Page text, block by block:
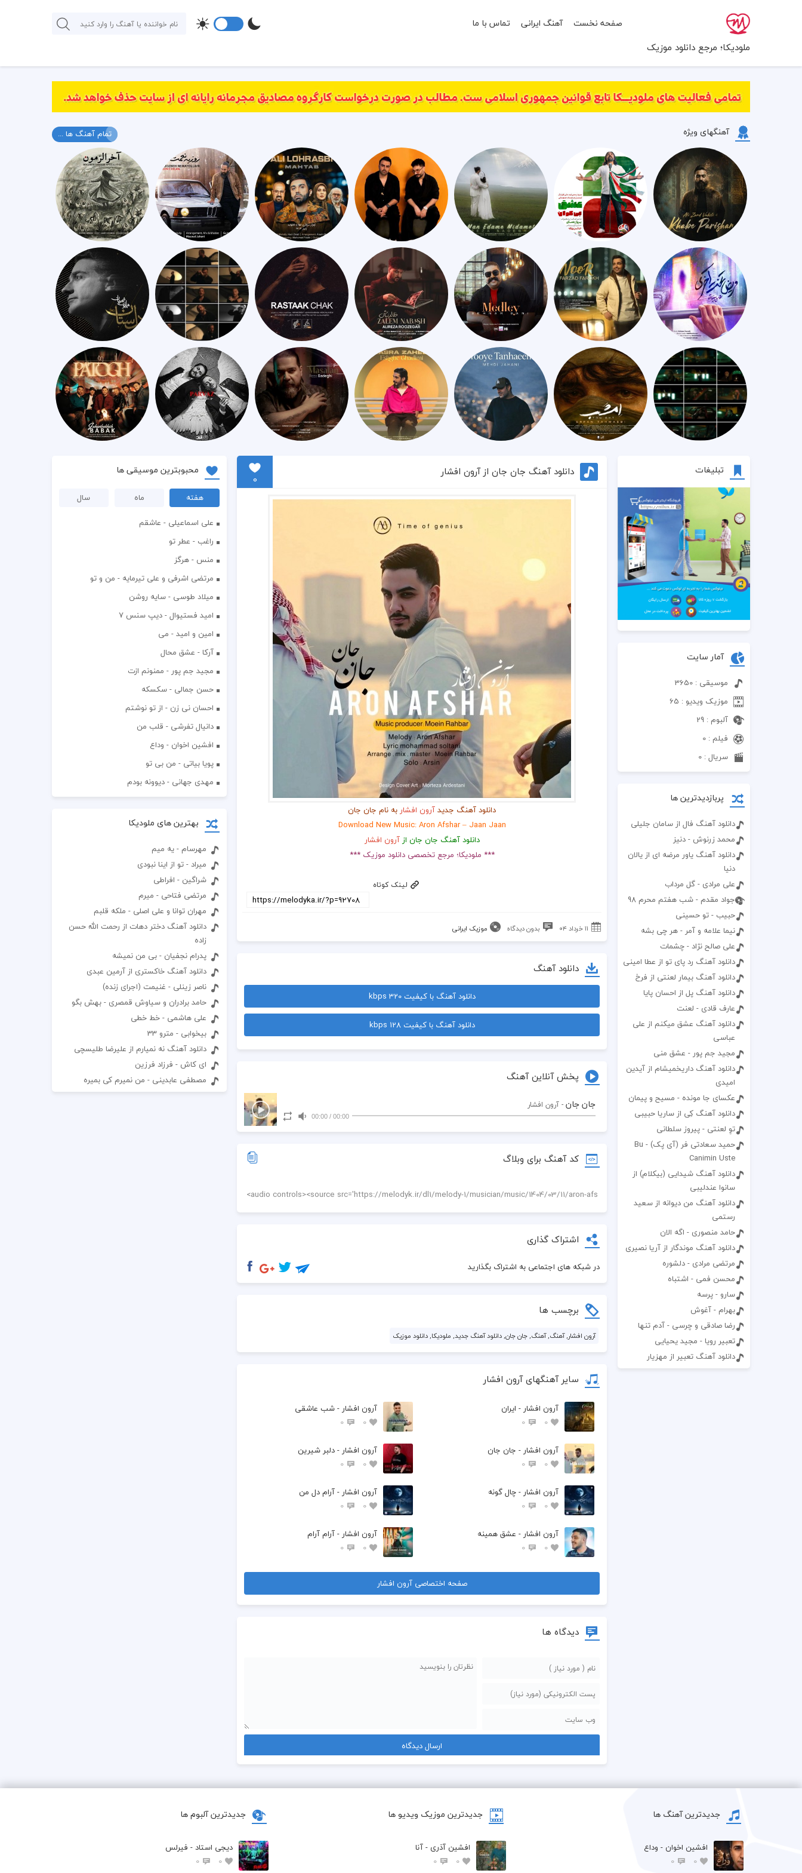
ملودیکا؛ مرجع دانلود موزیک
صفحه نخست آهنگ ایرانی تماس با ما
آهنگهای ویژه تمام آهنگ ها ...
تبلیغات
آمار سایت
موسیقی : 3650
موزیک ویدیو : 65
آلبوم : 29
فیلم : 0
سریال : 0
پربازدیدترین ها
دانلود آهنگ فال از سامان جلیلی
محمد زرنوش - دنیز
دانلود آهنگ یاور مرضه ای از یالان
دنیا
علی مرادی - گل مرداب
جواد مقدم - شب هفتم محرم 98
حبیب - تو حسینی
نیما علامه و آمر - هر چی بشه
علی صالح نژاد - چشمات
دانلود آهنگ رد پای تو از عطا امینی
دانلود آهنگ بیمار لعنتی از فرخ
دانلود آهنگ پل از احسان پایا
عارف قادی - لعنت
دانلود آهنگ عشق میکنم از علی
عباسی
مجید جم پور - عشق منی
دانلود آهنگ داریخمیشام از آیدین
امیدی
عکسای جا مونده - مسیح و پیمان
دانلود آهنگ کِی از ساریا حبیبی
توِ لعنتی - پیروز سلطانی
حمید سعادتی فر (آی پک) - Bu
Canimin Uste
دانلود آهنگ شیدایی (بیکلام) از
سانوا عندلیبی
دانلود آهنگ من دیوانه از سعید
رستمی
حامد منصوری - اگه الان
دانلود آهنگ موندگار از آریا نصیری
مرتضی مرادی - دلشوره
محسن فمی - اشتباه
سارو - پرسه
بهرام - آغوش
رضا صادقی و چرسی - آدم تنها
تعبیر رویا - مجید یحیایی
دانلود آهنگ تعبیر از مهزیار
دانلود آهنگ جان جان از آرون افشار
0
دانلود آهنگ جدیدآرون افشار به نام جان جان
Download New Music: Aron Afshar – Jaan Jaan
دانلود آهنگ جان جان ازآرون افشار
*** ملودیکا؛ مرجع تخصصی دانلود موزیک ***
لینک کوتاه
۱۱ خرداد ۰۴ بدون دیدگاه موزیک ایرانی
دانلود آهنگ
دانلود آهنگ با کیفیت 320 kbps
دانلود آهنگ با کیفیت 128 kbps
پخش آنلاین آهنگ
جان جان - آرون افشار
00:00
/
00:00
کد آهنگ برای وبلاگ
اشتراک گذاری
در شبکه های اجتماعی به اشتراک بگذارید
برچسب ها
آرون افشار, آهنگ, آهنگ, جان جان, دانلود آهنگ جدید, ملودیکا, دانلود موزیک
سایر آهنگهای آرون افشار
آرون افشار - ایران
0
0
آرون افشار - شب عاشقی
0
0
آرون افشار - جان جان
0
0
آرون افشار - دلبر شیرین
0
0
آرون افشار - چال گونه
0
0
آرون افشار - آرام دل من
0
0
آرون افشار - عشق همینه
0
0
آرون افشار - آرام آرام
0
0
صفحه اختصاصی آرون افشار
دیدگاه ها
محبوبترین موسیقی ها
هفته ماه
سال
علی اسماعیلی - عاشقم
راغب - عطر تو
منس - هرگز
مرتضی اشرفی و علی تیرمایه - من و تو
میلاد طوسی - سایه روشن
اميد فستيوال - ديپ سنس ۷
امین و امید - می
آرکا - عشق محال
مجید جم پور - ممنونم ازت
حسن جمالی - سکسکه
احسان نی زن - از تو نوشتم
دانیال تفرشی - قلب من
افشين اخوان - وداع
پویا بیاتی - من بی تو
مهدی جهانی - دیوونه بودم
بهترین های ملودیکا
مهرسام - یه میم
میراد - تو از اینا نبودی ‌
شراگین - افراطی
مرتضی فتاحی - میرم
مهران توانا و علی اصلی - ملکه قلبم
دانلود آهنگ دختر دهات از رحمت الله حسن
زاده
پدرام نجفیان - بی من نمیشه
دانلود آهنگ خاکستری از آرمین عبدی
ناصر زینلی - غنیمت (اجرای زنده)
حامد برادران و سیاوش قمصری - بهش بگو
علی هاشمی - خط خطی
بیخوابی - مترو 33
دانلود آهنگ نه نمیارم از علیرضا طلیسچی
ای کاش - فرزاد فرزین
مصطفی عابدینی - من نمیرم کی بمیره
جدیدترین آهنگ ها
افشين اخوان - وداع
0
0
جدیدترین موزیک ویدیو ها
افشین آذری - آنا
0
0
جدیدترین آلبوم ها
دیجی استاد - فیرلس
0
0